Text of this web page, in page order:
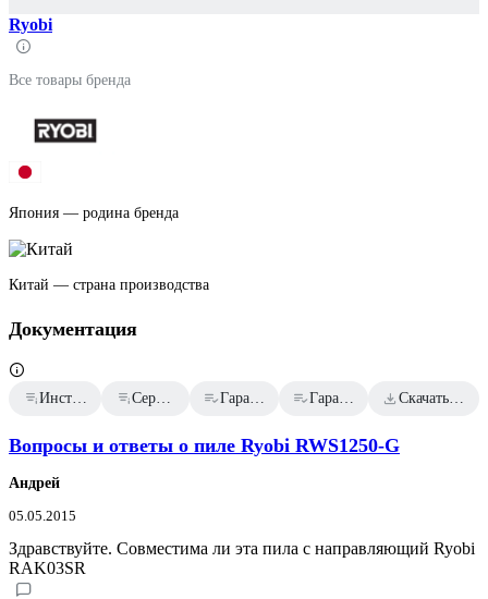
Ryobi
Все товары бренда
Япония — родина бренда
Китай — страна производства
Документация
Инструкция к товару Сертификат дилера Гарантийный талон Гарантийный талон Скачать всю документацию
Вопросы и ответы о пиле Ryobi RWS1250-G
Андрей
05.05.2015
Здравствуйте. Совместима ли эта пила с направляющий Ryobi
RAK03SR